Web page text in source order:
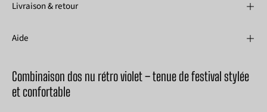
Livraison & retour
Aide
Combinaison dos nu rétro violet – tenue de festival stylée
et confortable